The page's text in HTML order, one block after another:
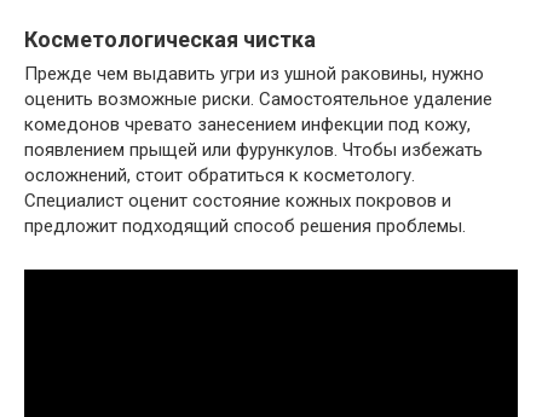
Косметологическая чистка
Прежде чем выдавить угри из ушной раковины, нужно
оценить возможные риски. Самостоятельное удаление
комедонов чревато занесением инфекции под кожу,
появлением прыщей или фурункулов. Чтобы избежать
осложнений, стоит обратиться к косметологу.
Специалист оценит состояние кожных покровов и
предложит подходящий способ решения проблемы.